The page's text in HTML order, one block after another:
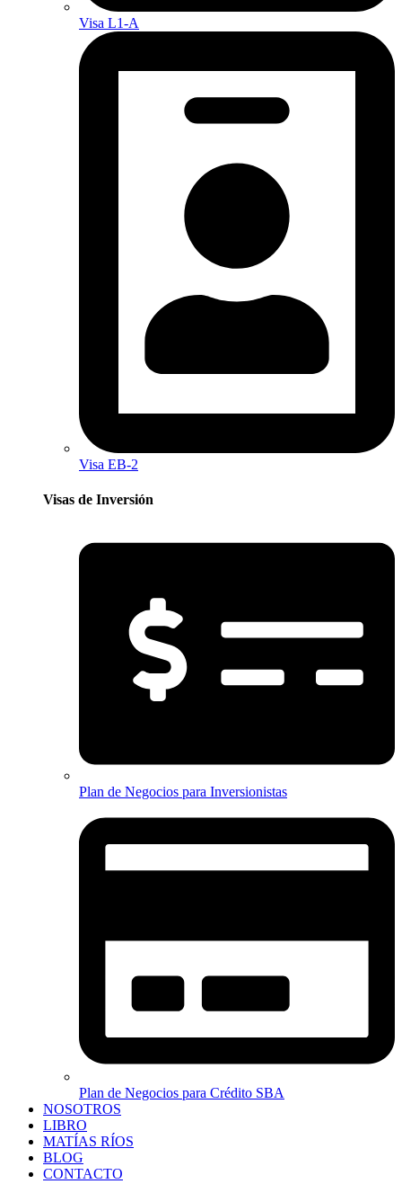
Visa L1-A
Visa EB-2
Visas de Inversión​
Plan de Negocios para Inversionistas
Plan de Negocios para Crédito SBA
NOSOTROS
LIBRO
MATÍAS RÍOS
BLOG
CONTACTO